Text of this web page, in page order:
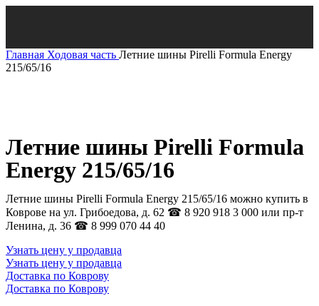
Главная Ходовая часть Летние шины Pirelli Formula Energy
215/65/16
Летние шины Pirelli Formula
Energy 215/65/16
Летние шины Pirelli Formula Energy 215/65/16 можно купить в
Коврове на ул. Грибоедова, д. 62 ☎ 8 920 918 3 000 или пр-т
Ленина, д. 36 ☎ 8 999 070 44 40
Узнать цену у продавца
Узнать цену у продавца
Доставка по Коврову
Доставка по Коврову